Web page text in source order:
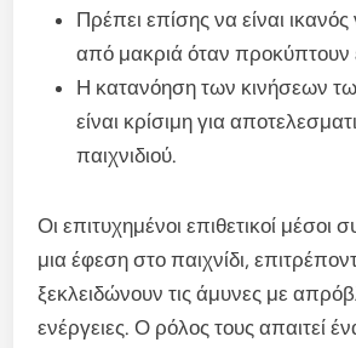
Πρέπει επίσης να είναι ικανός
από μακριά όταν προκύπτουν
Η κατανόηση των κινήσεων
είναι κρίσιμη για
παιχνιδιού.
Οι επιτυχημένοι επιθετικοί μέσοι
μια έφεση στο παιχνίδι,
ξεκλειδώνουν τις άμυνες με
ενέργειες. Ο ρόλος τους απαιτεί